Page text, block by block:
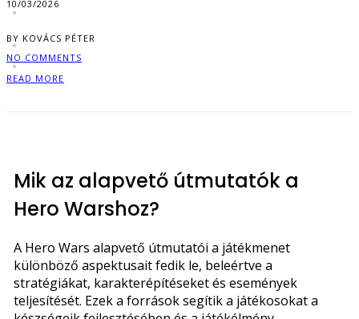
10/03/2026
BY KOVÁCS PÉTER
NO COMMENTS
READ MORE
Mik az alapvető útmutatók a
Hero Warshoz?
A Hero Wars alapvető útmutatói a játékmenet
különböző aspektusait fedik le, beleértve a
stratégiákat, karakterépítéseket és események
teljesítését. Ezek a források segítik a játékosokat a